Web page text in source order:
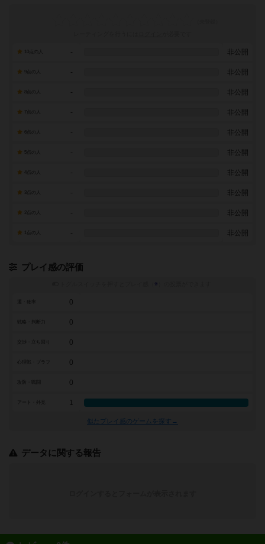
- 非公開
- 非公開
- 非公開
7点の人 - 非公開
- 非公開
- 非公開
- 非公開
- 非公開
- 非公開
- 非公開
プレイ感の評価
※
0
戦略・判断力 0
0
0
0
アート・外見 1
似たプレイ感のゲームを探す→
データに関する報告